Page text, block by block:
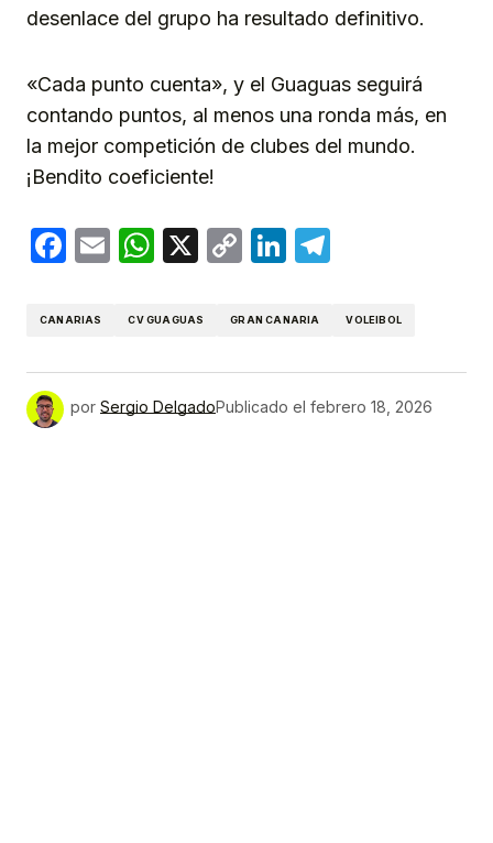
desenlace del grupo ha resultado definitivo.
«Cada punto cuenta», y el Guaguas seguirá
contando puntos, al menos una ronda más, en
la mejor competición de clubes del mundo.
¡Bendito coeficiente!
Facebook
EmailWhatsApp
X
CopyLinkedIn
CANARIAS CV GUAGUAS GRAN CANARIA VOLEIBOL
por Sergio DelgadoPublicado el febrero 18, 2026